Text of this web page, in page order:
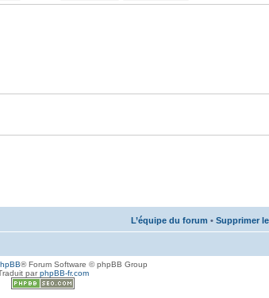
L’équipe du forum • Supprimer
® Forum Software © phpBB Group
parphpBB-fr.com